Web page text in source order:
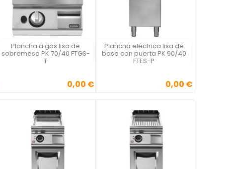
Plancha a gas lisa de
sobremesa PK 70/40 FTGS-
T
Precio0,00 €

Vista rápida Plancha eléctrica lisa de
base con puerta PK 90/40
FTES-P
Precio0,00 €

Vista rápida